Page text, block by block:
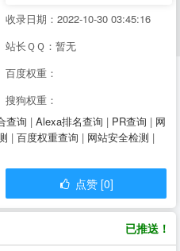
收录日期：2022-10-30 03:45:16
站长ＱＱ：暂无
百度权重：
搜狗权重：
查询 | Alexa排名查询 | PR查询 | 网
| 百度权重查询 | 网站安全检测 |
点赞 [0]
已推送！